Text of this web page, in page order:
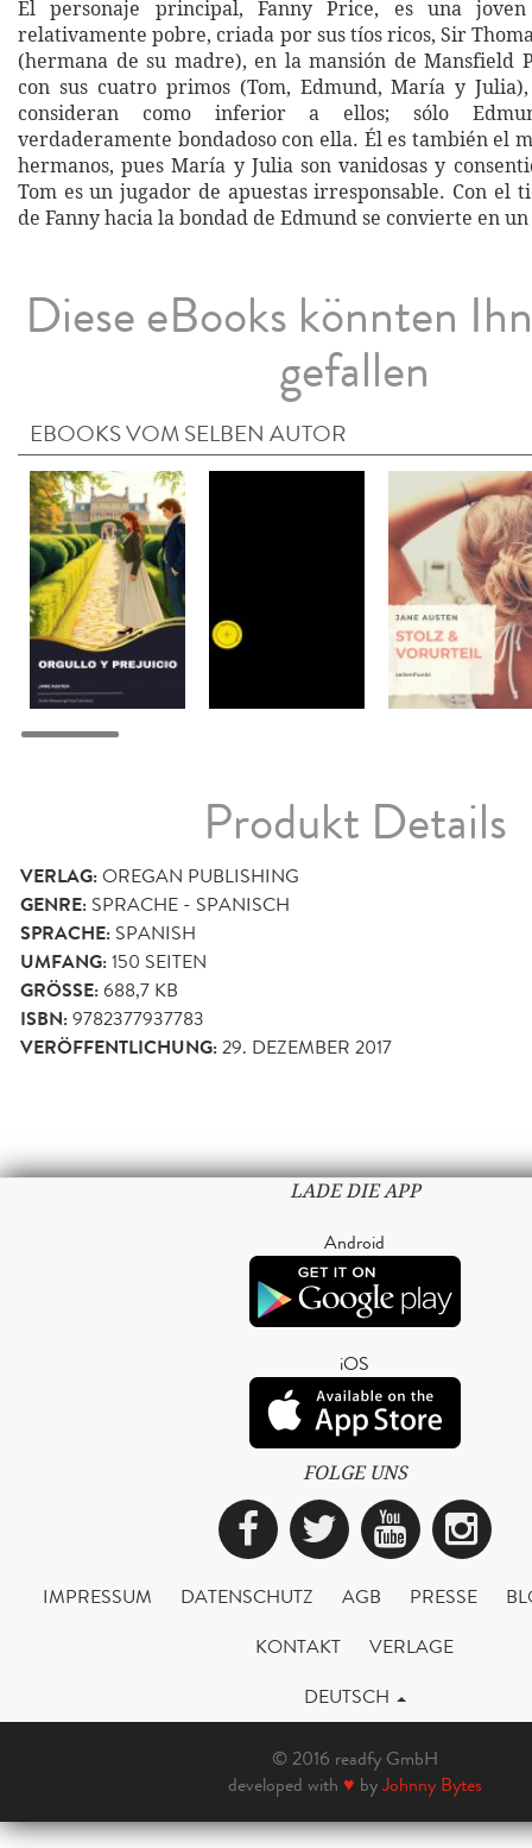
El personaje principal, Fanny Price, es una
relativamente pobre, criada por sus tíos ricos, Sir
(hermana de su madre), en la mansión de Mansfield
con sus cuatro primos (Tom, Edmund, María y
consideran como inferior a ellos; sólo
verdaderamente bondadoso con ella. Él es también el
hermanos, pues María y Julia son vanidosas y
Tom es un jugador de apuestas irresponsable. Con el
de Fanny hacia la bondad de Edmund se convierte en
Diese eBooks könnten
gefallen
EBOOKS VOM SELBEN AUTOR
Produkt Details
VERLAG:OREGAN PUBLISHING
GENRE: SPRACHE - SPANISCH
SPRACHE: SPANISH
UMFANG:150 SEITEN
GRÖSSE: 688,7 KB
ISBN:9782377937783
VERÖFFENTLICHUNG:29. DEZEMBER 2017
LADE DIE APP
Android
iOS
FOLGE UNS
Facebook
Twitter
IMPRESSUM DATENSCHUTZ AGB PRESSE
KONTAKT
VERLAGE
DEUTSCH
© 2016 readfy GmbH
developed with ♥ byJohnny Bytes